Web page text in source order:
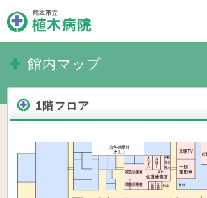
館内マップ
1階フロア